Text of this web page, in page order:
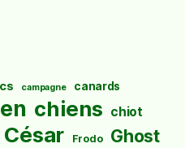
campagne canards
chiens chiot
César Frodo Ghost